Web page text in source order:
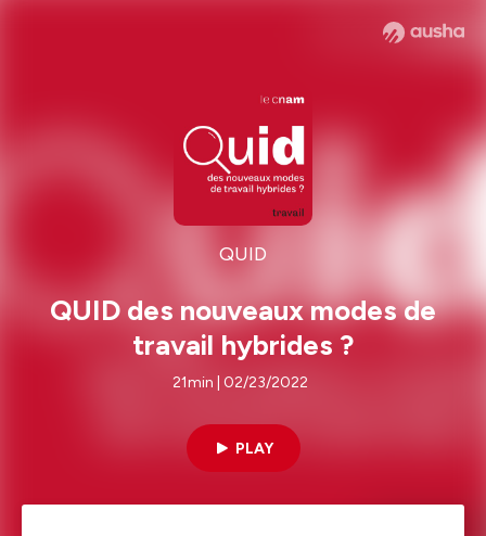
QUID
QUID des nouveaux modes de
travail hybrides ?
21min | 02/23/2022
PLAY